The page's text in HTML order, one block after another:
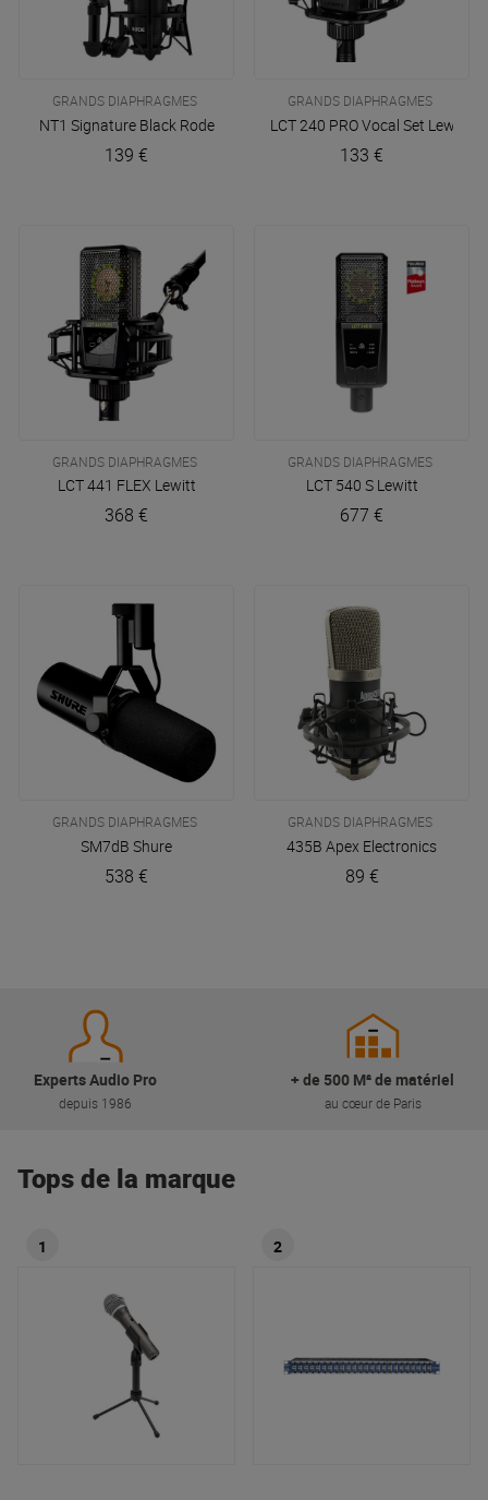
GRANDS DIAPHRAGMES
NT1 Signature Black Rode
139 €
GRANDS DIAPHRAGMES
LCT 240 PRO Vocal Set Lewitt
133 €
GRANDS DIAPHRAGMES
LCT 441 FLEX Lewitt
368 €
GRANDS DIAPHRAGMES
LCT 540 S Lewitt
677 €
GRANDS DIAPHRAGMES
SM7dB Shure
538 €
GRANDS DIAPHRAGMES
435B Apex Electronics
89 €
Experts Audio Pro
depuis 1986
+ de 500 M² de matériel
au cœur de Paris
Tops de la marque
1 2